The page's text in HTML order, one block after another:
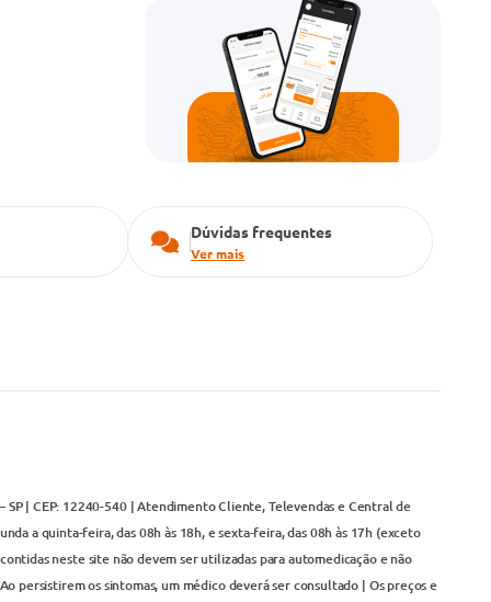
Dúvidas frequentes
Ver mais
SP | CEP: 12240-540 | Atendimento Cliente, Televendas e Central de
a quinta-feira, das 08h às 18h, e sexta-feira, das 08h às 17h (exceto
neste site não devem ser utilizadas para automedicação e não
persistirem os sintomas, um médico deverá ser consultado | Os preços e